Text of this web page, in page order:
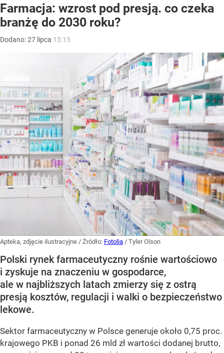
Farmacja: wzrost pod presją. co czeka
branżę do 2030 roku?
Dodano:27 lipca 13:15
Apteka, zdjęcie ilustracyjne / Źródło: Fotolia / Tyler Olson
Polski rynek farmaceutyczny rośnie wartościowo
i zyskuje na znaczeniu w gospodarce,
ale w najbliższych latach zmierzy się z ostrą
presją kosztów, regulacji i walki o bezpieczeństwo
lekowe.
Sektor farmaceutyczny w Polsce generuje około 0,75 proc.
krajowego PKB i ponad 26 mld zł wartości dodanej brutto,